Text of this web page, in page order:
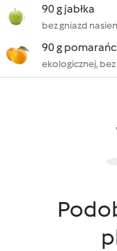
90 g jabłka
bez gniazd
90 g
ekologicznej,